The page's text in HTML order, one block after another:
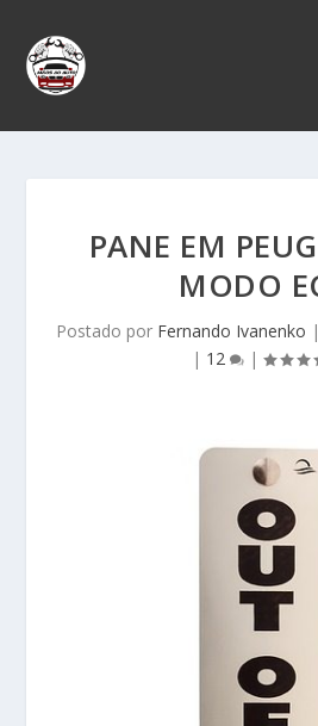
PANE EM
MODO
Postado por Fernando Ivanenko |
| 12 |